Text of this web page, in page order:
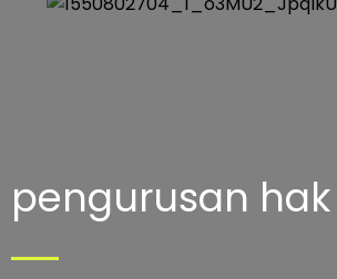
pengurusan